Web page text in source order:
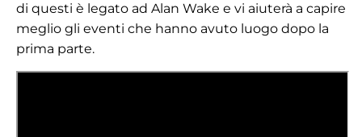
di questi è legato ad Alan Wake e vi aiuterà a capire
meglio gli eventi che hanno avuto luogo dopo la
prima parte.